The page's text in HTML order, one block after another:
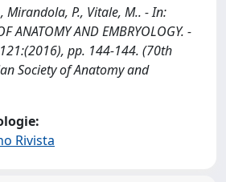
Mirandola, P., Vitale, M.. - In:
ANATOMY AND EMBRYOLOGY. -
pp. 144-144. (70th
Society of Anatomy and
Rivista